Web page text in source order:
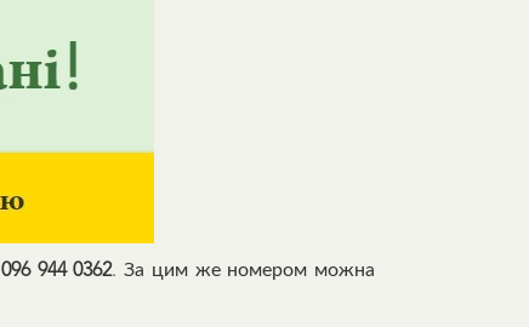
096 944 0362. За цим же номером можна